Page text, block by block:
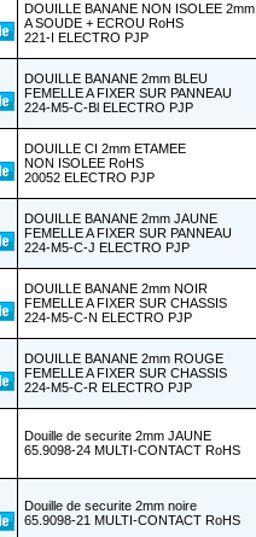
DOUILLE BANANE NON ISOLEE 2mm
A SOUDE + ECROU RoHS
221-I ELECTRO PJP
DOUILLE BANANE 2mm BLEU
FEMELLE A FIXER SUR PANNEAU
224-M5-C-Bl ELECTRO PJP
DOUILLE CI 2mm ETAMEE
NON ISOLEE RoHS
20052 ELECTRO PJP
DOUILLE BANANE 2mm JAUNE
FEMELLE A FIXER SUR PANNEAU
224-M5-C-J ELECTRO PJP
DOUILLE BANANE 2mm NOIR
FEMELLE A FIXER SUR CHASSIS
224-M5-C-N ELECTRO PJP
DOUILLE BANANE 2mm ROUGE
FEMELLE A FIXER SUR CHASSIS
224-M5-C-R ELECTRO PJP
Douille de securite 2mm JAUNE
65.9098-24 MULTI-CONTACT RoHS
Douille de securite 2mm noire
65.9098-21 MULTI-CONTACT RoHS